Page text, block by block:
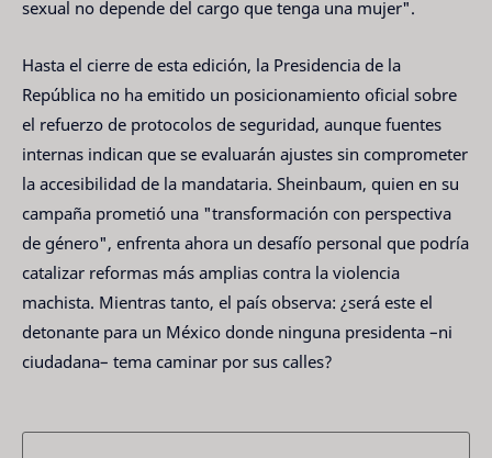
sexual no depende del cargo que tenga una mujer".
Hasta el cierre de esta edición, la Presidencia de la
República no ha emitido un posicionamiento oficial sobre
el refuerzo de protocolos de seguridad, aunque fuentes
internas indican que se evaluarán ajustes sin comprometer
la accesibilidad de la mandataria. Sheinbaum, quien en su
campaña prometió una "transformación con perspectiva
de género", enfrenta ahora un desafío personal que podría
catalizar reformas más amplias contra la violencia
machista. Mientras tanto, el país observa: ¿será este el
detonante para un México donde ninguna presidenta –ni
ciudadana– tema caminar por sus calles?